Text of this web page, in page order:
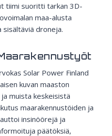
tiimi suoritti tarkan 3D-
maa-alusta
sisältäviä droneja.
Solar Power Finland
kuvan maaston
muista keskeisistä
maarakennustöiden ja
insinöörejä ja
päätöksiä,